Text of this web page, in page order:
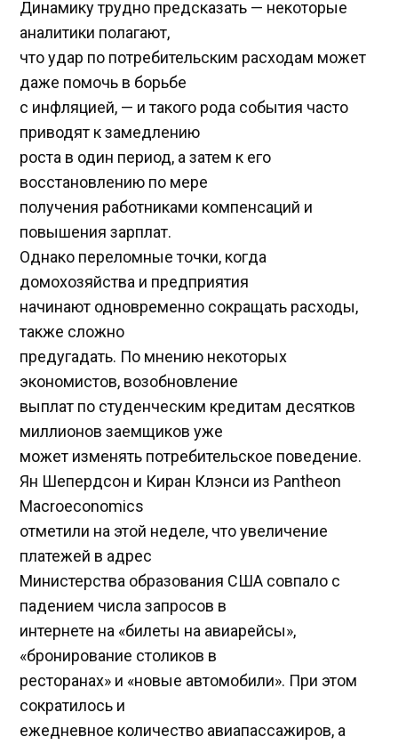
Динамику трудно предсказать — некоторые
аналитики полагают,
что удар по потребительским расходам может
даже помочь в борьбе
с инфляцией, — и такого рода события часто
приводят к замедлению
роста в один период, а затем к его
восстановлению по мере
получения работниками компенсаций и
повышения зарплат.
Однако переломные точки, когда
домохозяйства и предприятия
начинают одновременно сокращать расходы,
также сложно
предугадать. По мнению некоторых
экономистов, возобновление
выплат по студенческим кредитам десятков
миллионов заемщиков уже
может изменять потребительское поведение.
Ян Шепердсон и Киран Клэнси из Pantheon
Macroeconomics
отметили на этой неделе, что увеличение
платежей в адрес
Министерства образования США совпало с
падением числа запросов в
интернете на «билеты на авиарейсы»,
«бронирование столиков в
ресторанах» и «новые автомобили». При этом
сократилось и
ежедневное количество авиапассажиров, а